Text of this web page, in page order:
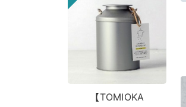
【TOMIOKA